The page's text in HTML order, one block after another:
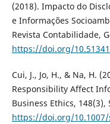
(2018). Impacto do
e Informações
Revista Contabilidade,
https://doi.org/
Cui, J., Jo, H., & Na, H.
Responsibility Affect
Business Ethics, 148(3),
https://doi.org/10.1007/